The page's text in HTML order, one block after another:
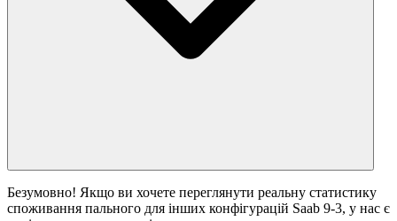
Безумовно! Якщо ви хочете переглянути реальну статистику
споживання пального для інших конфігурацій Saab 9-3, у нас є